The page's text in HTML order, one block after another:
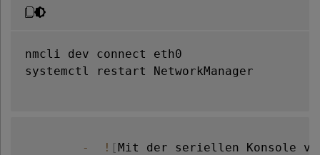
nmcli dev connect eth0
systemctl restart NetworkManager
- ! [Mit der seriellen Konsole